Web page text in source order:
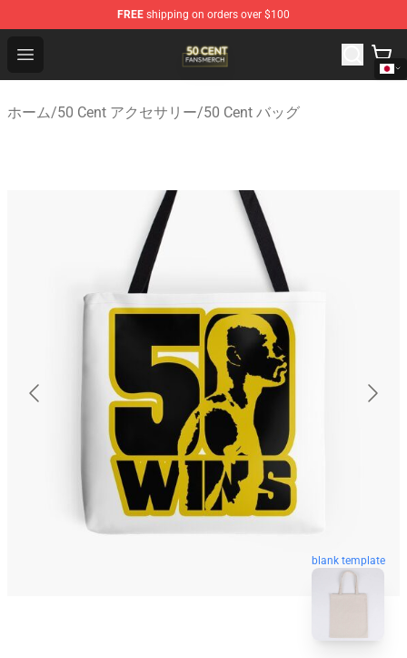
FREE shipping on orders over $100
Open menu
50 Cent Shop - Official 50 Cent Merchandise Store
ホーム/50 Cent アクセサリー/50 Cent バッグ
blank template